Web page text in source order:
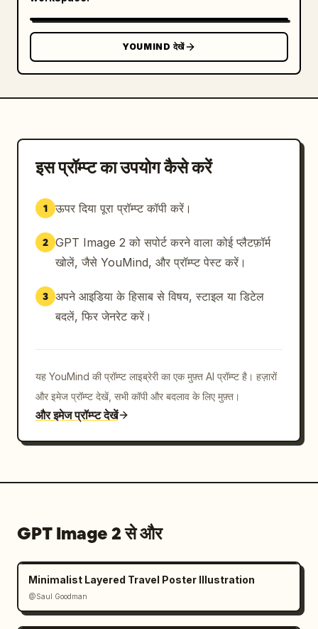
YOUMIND देखें
इस प्रॉम्प्ट का उपयोग कैसे करें
1 ऊपर दिया पूरा प्रॉम्प्ट कॉपी करें।
2 GPT Image 2 को सपोर्ट करने वाला कोई प्लैटफ़ॉर्म
खोलें, जैसे YouMind, और प्रॉम्प्ट पेस्ट करें।
3 अपने आइडिया के हिसाब से विषय, स्टाइल या डिटेल
बदलें, फिर जेनरेट करें।
यह YouMind की प्रॉम्प्ट लाइब्रेरी का एक मुफ़्त AI प्रॉम्प्ट है। हज़ारों
और इमेज प्रॉम्प्ट देखें, सभी कॉपी और बदलाव के लिए मुफ़्त।
और इमेज प्रॉम्प्ट देखें
GPT Image 2 से और
Minimalist Layered Travel Poster Illustration
@Saul Goodman